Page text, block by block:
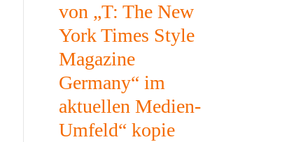
von „T: The New
York Times Style
Magazine
Germany“ im
aktuellen Medien-
Umfeld“ kopie